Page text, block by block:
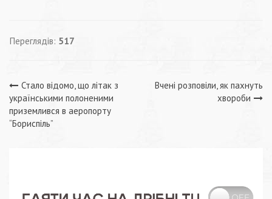
Переглядів: 517
Навігація
записів
Стало відомо, що літак з
українськими полоненими
приземлився в аеропорту
“Бориспіль”
Вчені розповіли, як пахнуть
хвороби